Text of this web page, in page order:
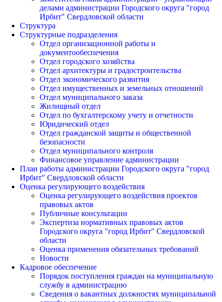
делами администрации Городского округа "город
Ирбит" Свердловской области
Структура
Структурные подразделения
Отдел организационной работы и
документообеспечения
Отдел городского хозяйства
Отдел архитектуры и градостроительства
Отдел экономического развития
Отдел имущественных и земельных отношений
Отдел муниципального заказа
Жилищный отдел
Отдел по бухгалтерскому учету и отчетности
Юридический отдел
Отдел гражданской защиты и общественной
безопасности
Отдел муниципального контроля
Финансовое управление администрации
План работы администрации Городского округа "город
Ирбит" Свердловской области
Оценка регулирующего воздействия
Оценка регулирующего воздействия проектов
правовых актов
Публичные консультации
Экспертиза нормативных правовых актов
Городского округа "город Ирбит" Свердловской
области
Оценка применения обязательных требований
Новости
Кадровое обеспечение
Порядок поступления граждан на муниципальную
службу в администрацию
Сведения о вакантных должностях муниципальной